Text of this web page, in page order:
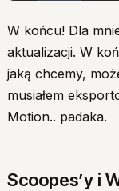
W końcu! Dla
aktualizacji. W
jaką chcemy,
musiałem
Motion.. padaka.
Scoopes’y i